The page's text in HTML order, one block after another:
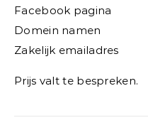
Facebook pagina
Domein namen
Zakelijk emailadres
Prijs valt te bespreken.